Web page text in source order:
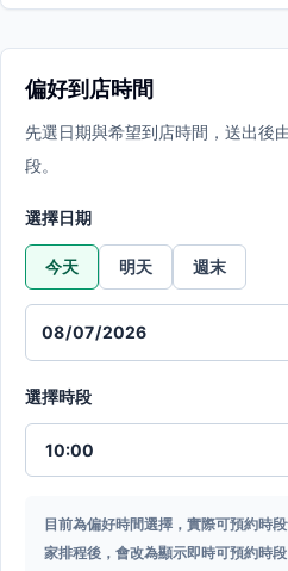
偏好到店時間
先選日期與希望到店時間，送出後
段。
選擇日期
今天 明天 週末
選擇時段
目前為偏好時間選擇，實際可預約時
家排程後，會改為顯示即時可預約時段